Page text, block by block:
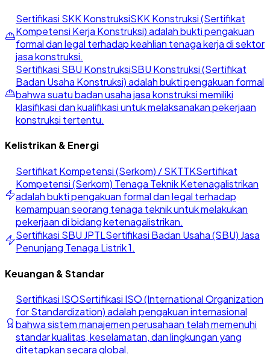
Sertifikasi SKK KonstruksiSKK Konstruksi (Sertifikat
Kompetensi Kerja Konstruksi) adalah bukti pengakuan
formal dan legal terhadap keahlian tenaga kerja di sektor
jasa konstruksi.
Sertifikasi SBU KonstruksiSBU Konstruksi (Sertifikat
Badan Usaha Konstruksi) adalah bukti pengakuan formal
bahwa suatu badan usaha jasa konstruksi memiliki
klasifikasi dan kualifikasi untuk melaksanakan pekerjaan
konstruksi tertentu.
Kelistrikan & Energi
Sertifikat Kompetensi (Serkom) / SKTTKSertifikat
Kompetensi (Serkom) Tenaga Teknik Ketenagalistrikan
adalah bukti pengakuan formal dan legal terhadap
kemampuan seorang tenaga teknik untuk melakukan
pekerjaan di bidang ketenagalistrikan.
Sertifikasi SBU JPTLSertifikasi Badan Usaha (SBU) Jasa
Penunjang Tenaga Listrik 1.
Keuangan & Standar
Sertifikasi ISOSertifikasi ISO (International Organization
for Standardization) adalah pengakuan internasional
bahwa sistem manajemen perusahaan telah memenuhi
standar kualitas, keselamatan, dan lingkungan yang
ditetapkan secara global.